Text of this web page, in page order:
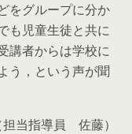
をグループに分か
も児童生徒と共に
講者からは学校に
う，という声が聞
担当指導員 佐藤）